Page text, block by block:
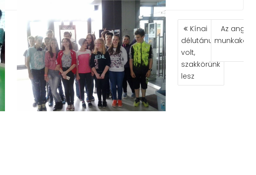
BEJEGYZÉS
NAVIGÁCIÓ
Kínai
délutánunk
volt,
szakkörünk
lesz
Az angol